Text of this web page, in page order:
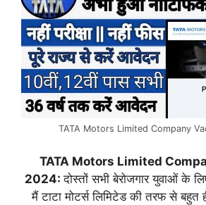
TATA Motors Limited Company
TATA Motors Limited
2024:दोस्तों सभी बेरोजगार युवाओं
मैं टाटा मोटर्स लिमिटेड की तरफ से बहुत